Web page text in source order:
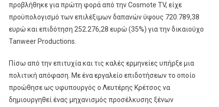
προβλήθηκε για πρώτη φορά από την Cosmote TV, είχε
προϋπολογισμό των επιλέξιμων δαπανών ύψους 720.789,38
ευρώ και επιδότηση 252.276,28 ευρώ (35%) για την δικαιούχο
Tanweer Productions.
Πίσω από την επιτυχία και τις καλές ερμηνείες υπήρξε μια
πολιτική απόφαση. Με ένα εργαλείο επιδοτήσεων το οποίο
προώθησε ως υφυπουργός ο Λευτέρης Κρέτσος να
δημιουργηθεί ένας μηχανισμός προσέλκυσης ξένων